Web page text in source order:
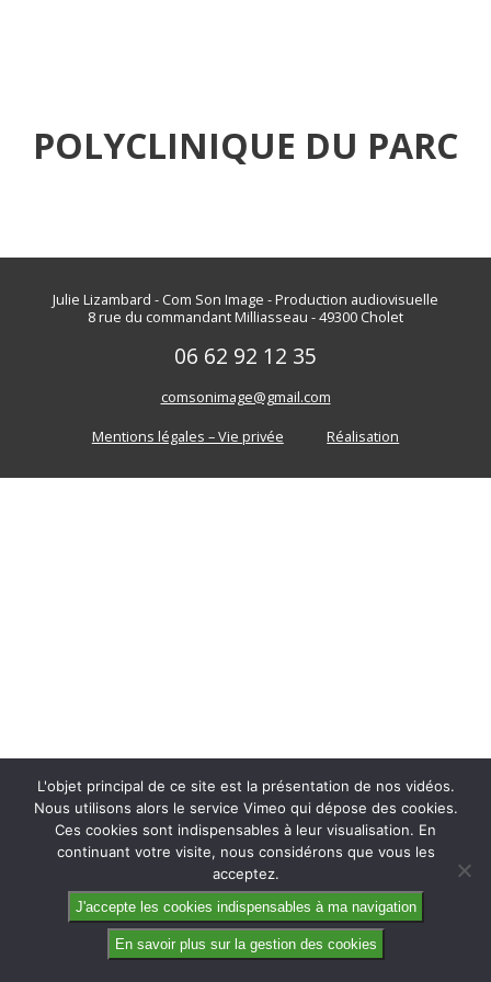
POLYCLINIQUE DU PARC
Julie Lizambard - Com Son Image - Production audiovisuelle
8 rue du commandant Milliasseau - 49300 Cholet
06 62 92 12 35
comsonimage@gmail.com
Mentions légales – Vie privée
Réalisation
L'objet principal de ce site est la présentation de nos vidéos.
Nous utilisons alors le service Vimeo qui dépose des cookies.
Ces cookies sont indispensables à leur visualisation. En
continuant votre visite, nous considérons que vous les
acceptez.
J'accepte les cookies indispensables à ma navigation
En savoir plus sur la gestion des cookies